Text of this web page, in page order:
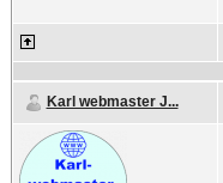
Karl webmaster J...